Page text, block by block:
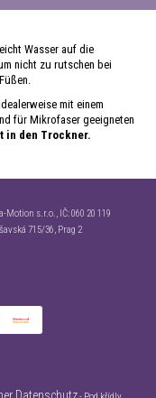
Wasser auf die
nicht zu rutschen bei
mit einem
für Mikrofaser geeigneten
in den Trockner.
Motion s.r.o., IČ:060 20 119
715/36, Prag 2